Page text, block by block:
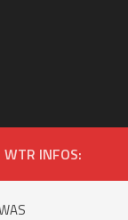
WTR INFOS: